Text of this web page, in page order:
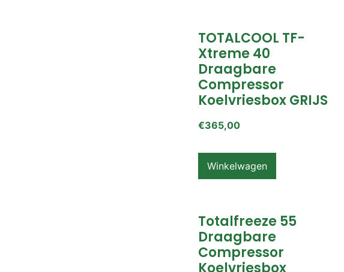
TOTALCOOL TF-
Xtreme 40
Draagbare
Compressor
Koelvriesbox GRIJS
€365,00
Winkelwagen
Totalfreeze 55
Draagbare
Compressor
Koelvriesbox